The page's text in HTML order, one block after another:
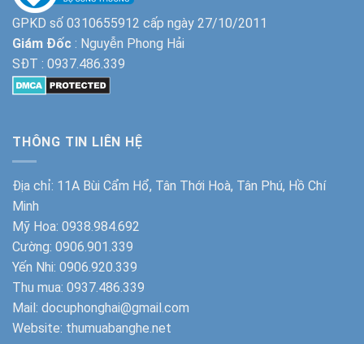
GPKD số 0310655912 cấp ngày 27/10/2011
Giám Đốc : Nguyễn Phong Hải
SĐT : 0937.486.339
THÔNG TIN LIÊN HỆ
Địa chỉ: 11A Bùi Cẩm Hổ, Tân Thới Hoà, Tân Phú, Hồ Chí
Minh
Mỹ Hoa: 0938.984.692
Cường: 0906.901.339
Yến Nhi: 0906.920.339
Thu mua: 0937.486.339
Mail: docuphonghai@gmail.com
Website: thumuabanghe.net